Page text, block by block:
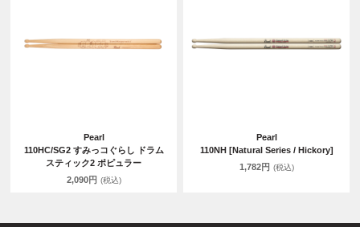
Pearl
110HC/SG2 すみっコぐらし ドラム
スティック2 ポピュラー
2,090円 (税込)
Pearl
110NH [Natural Series / Hickory]
1,782円 (税込)